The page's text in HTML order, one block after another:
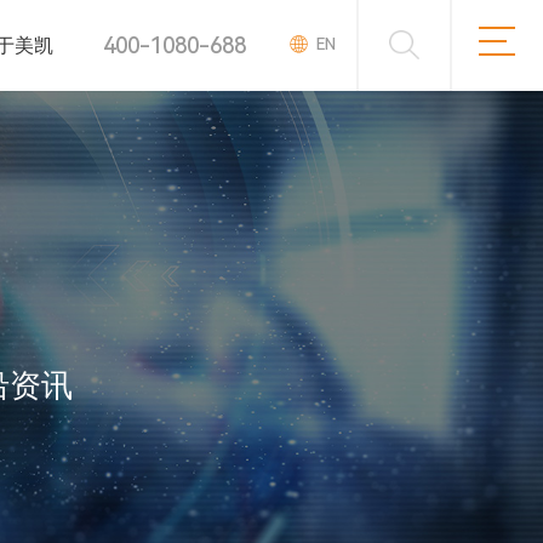
美凯 400-1080-688 EN
资讯